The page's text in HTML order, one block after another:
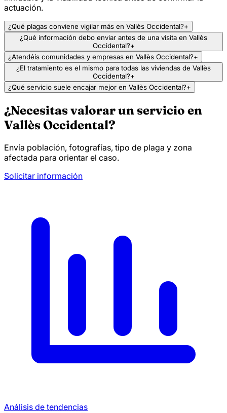
actuación.
¿Qué plagas conviene vigilar más en Vallès Occidental?+
¿Qué información debo enviar antes de una visita en Vallès
Occidental?+
¿Atendéis comunidades y empresas en Vallès Occidental?+
¿El tratamiento es el mismo para todas las viviendas de Vallès
Occidental?+
¿Qué servicio suele encajar mejor en Vallès Occidental?+
¿Necesitas valorar un servicio en
Vallès Occidental?
Envía población, fotografías, tipo de plaga y zona
afectada para orientar el caso.
Solicitar información
Análisis de tendencias